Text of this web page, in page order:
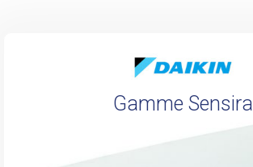
Gamme Sensira